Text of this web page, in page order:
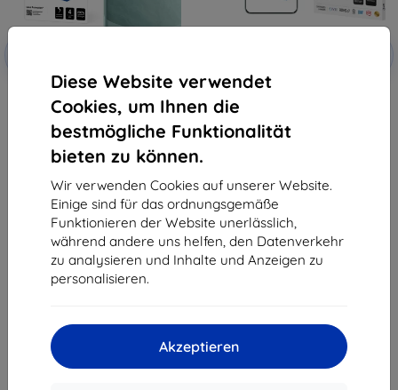
Diese Website verwendet
Cookies, um Ihnen die
bestmögliche Funktionalität
bieten zu können.
Wir verwenden Cookies auf unserer Website.
Einige sind für das ordnungsgemäße
Funktionieren der Website unerlässlich,
während andere uns helfen, den Datenverkehr
zu analysieren und Inhalte und Anzeigen zu
personalisieren.
Akzeptieren
3MK Lens Protect Huawei Mate
60 Kameralinsenschutz 4 Stück
7,90 €
4,41 €
3MK FlexibleGlass hybrides
gehärtetes Schutzglas für
10,90 €
Auf Lager > 5 Stk.
1